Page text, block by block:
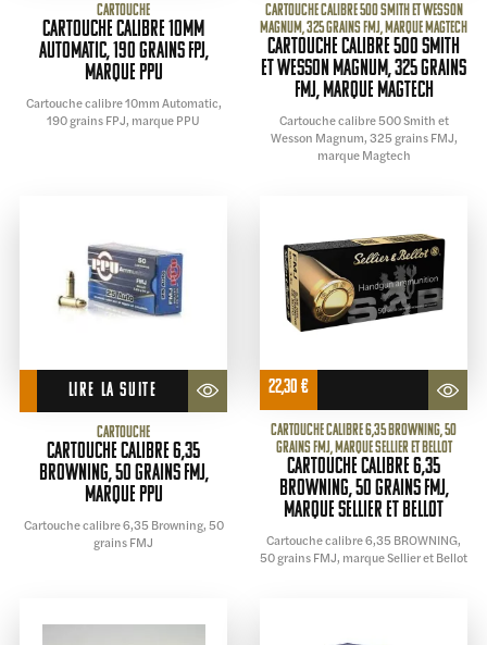
Cartouche
Cartouche calibre 10mm
Automatic, 190 grains FPJ,
marque PPU
Cartouche calibre 10mm Automatic,
190 grains FPJ, marque PPU
Cartouche calibre 500 Smith et Wesson
Magnum, 325 grains FMJ, marque Magtech
Cartouche calibre 500 Smith
et Wesson Magnum, 325 grains
FMJ, marque Magtech
Cartouche calibre 500 Smith et
Wesson Magnum, 325 grains FMJ,
marque Magtech
LIRE LA SUITE
Cartouche
Cartouche calibre 6,35
Browning, 50 grains FMJ,
marque PPU
Cartouche calibre 6,35 Browning, 50
grains FMJ
22,30 €
Cartouche calibre 6,35 BROWNING, 50
grains FMJ, marque Sellier et Bellot
Cartouche calibre 6,35
BROWNING, 50 grains FMJ,
marque Sellier et Bellot
Cartouche calibre 6,35 BROWNING,
50 grains FMJ, marque Sellier et Bellot